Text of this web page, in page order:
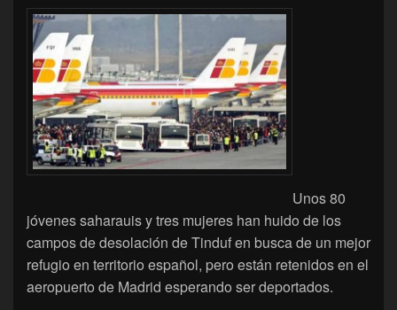
Unos 80
jóvenes saharauis y tres mujeres han huido de los
campos de desolación de Tinduf en busca de un mejor
refugio en territorio español, pero están retenidos en el
aeropuerto de Madrid esperando ser deportados.